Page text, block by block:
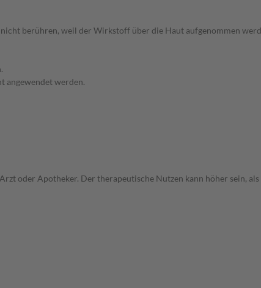
berühren, weil der Wirkstoff über die Haut aufgenommen
angewendet werden.
oder Apotheker. Der therapeutische Nutzen kann höher sein,